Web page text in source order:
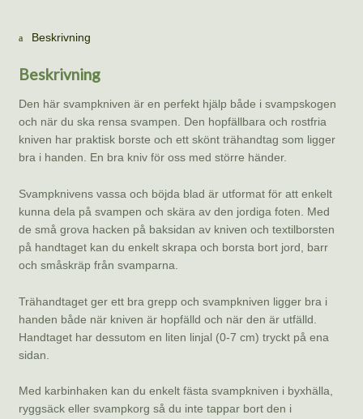
Beskrivning
Beskrivning
Den här svampkniven är en perfekt hjälp både i svampskogen
och när du ska rensa svampen. Den hopfällbara och rostfria
kniven har praktisk borste och ett skönt trähandtag som ligger
bra i handen. En bra kniv för oss med större händer.
Svampknivens vassa och böjda blad är utformat för att enkelt
kunna dela på svampen och skära av den jordiga foten. Med
de små grova hacken på baksidan av kniven och textilborsten
på handtaget kan du enkelt skrapa och borsta bort jord, barr
och småskräp från svamparna.
Trähandtaget ger ett bra grepp och svampkniven ligger bra i
handen både när kniven är hopfälld och när den är utfälld.
Handtaget har dessutom en liten linjal (0-7 cm) tryckt på ena
sidan.
Med karbinhaken kan du enkelt fästa svampkniven i byxhälla,
ryggsäck eller svampkorg så du inte tappar bort den i